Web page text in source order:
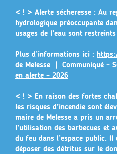
< ! > Alerte sécheresse : Au
hydrologique préoccupante
usages de l’eau sont
Plus d’informations ici :
de Melesse | Communiqué –
en alerte – 2026
< ! > En raison des fortes
les risques d’incendie sont
maire de Melesse a pris un
l’utilisation des barbecues et
du feu dans l’espace public. Il
déposer des détritus sur le